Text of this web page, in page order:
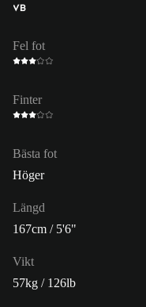
VB
Fel fot
Finter
Bästa fot
Höger
Längd
167cm / 5'6"
Vikt
57kg / 126lb